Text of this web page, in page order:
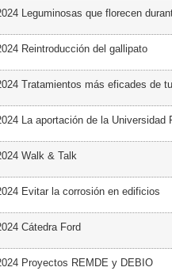
Leguminosas que florecen
Reintroducción del gallipato
Tratamientos más eficades de
La aportación de la Universidad
Walk & Talk
Evitar la corrosión en edificios
Cátedra Ford
Proyectos REMDE y DEBIO